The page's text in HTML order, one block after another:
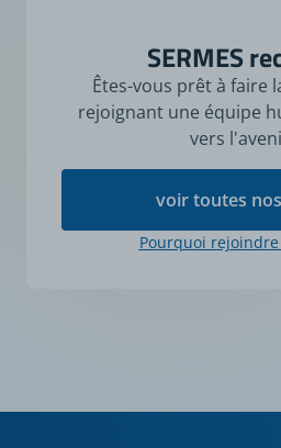
SERMES
Êtes-vous prêt à faire
rejoignant une équipe
vers
voir toutes
Pourquoi rejoindre